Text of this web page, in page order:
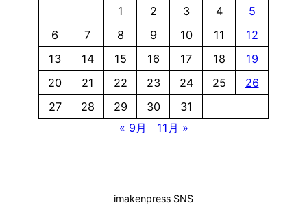
1
2 3 4
5
6
7 8 9 10 11
12
13
14 15 16 17 18
19
20
21 22 23 24 25
26
27
28 29 30
31
« 9月
11月 »
─ imakenpress SNS ─